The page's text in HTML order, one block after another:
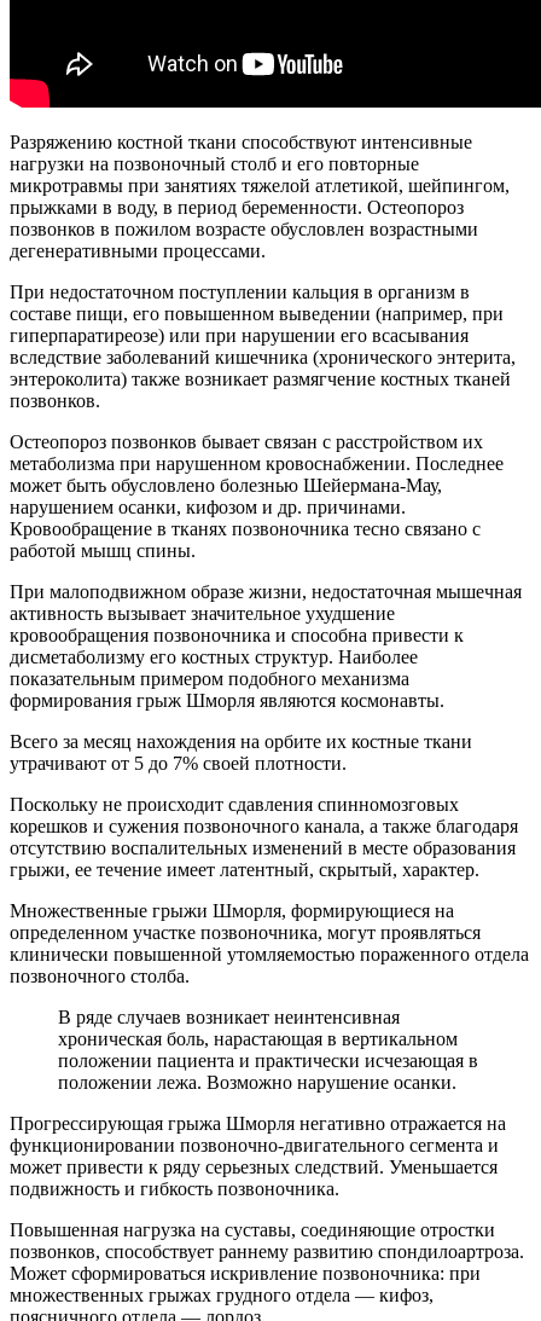
Разряжению костной ткани способствуют интенсивные
нагрузки на позвоночный столб и его повторные
микротравмы при занятиях тяжелой атлетикой, шейпингом,
прыжками в воду, в период беременности. Остеопороз
позвонков в пожилом возрасте обусловлен возрастными
дегенеративными процессами.
При недостаточном поступлении кальция в организм в
составе пищи, его повышенном выведении (например, при
гиперпаратиреозе) или при нарушении его всасывания
вследствие заболеваний кишечника (хронического энтерита,
энтероколита) также возникает размягчение костных тканей
позвонков.
Остеопороз позвонков бывает связан с расстройством их
метаболизма при нарушенном кровоснабжении. Последнее
может быть обусловлено болезнью Шейермана-Мау,
нарушением осанки, кифозом и др. причинами.
Кровообращение в тканях позвоночника тесно связано с
работой мышц спины.
При малоподвижном образе жизни, недостаточная мышечная
активность вызывает значительное ухудшение
кровообращения позвоночника и способна привести к
дисметаболизму его костных структур. Наиболее
показательным примером подобного механизма
формирования грыж Шморля являются космонавты.
Всего за месяц нахождения на орбите их костные ткани
утрачивают от 5 до 7% своей плотности.
Поскольку не происходит сдавления спинномозговых
корешков и сужения позвоночного канала, а также благодаря
отсутствию воспалительных изменений в месте образования
грыжи, ее течение имеет латентный, скрытый, характер.
Множественные грыжи Шморля, формирующиеся на
определенном участке позвоночника, могут проявляться
клинически повышенной утомляемостью пораженного отдела
позвоночного столба.
В ряде случаев возникает неинтенсивная
хроническая боль, нарастающая в вертикальном
положении пациента и практически исчезающая в
положении лежа. Возможно нарушение осанки.
Прогрессирующая грыжа Шморля негативно отражается на
функционировании позвоночно-двигательного сегмента и
может привести к ряду серьезных следствий. Уменьшается
подвижность и гибкость позвоночника.
Повышенная нагрузка на суставы, соединяющие отростки
позвонков, способствует раннему развитию спондилоартроза.
Может сформироваться искривление позвоночника: при
множественных грыжах грудного отдела — кифоз,
поясничного отдела — лордоз.